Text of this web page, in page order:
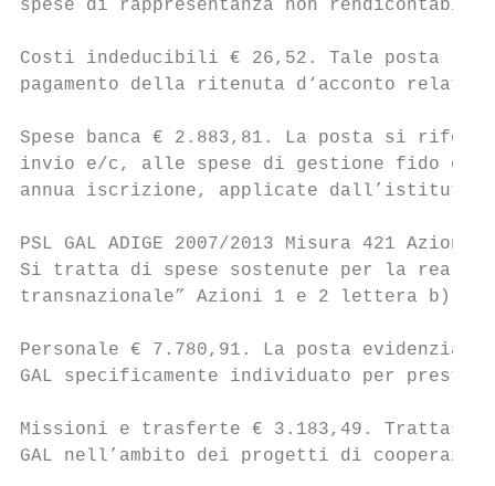
spese di rappresentanza non
Costi indeducibili € 26,52. Tale posta
pagamento della ritenuta d‘acconto
Spese banca € 2.883,81. La posta si
invio e/c, alle spese di gestione fido e
annua iscrizione, applicate dall’istituto
PSL GAL ADIGE 2007/2013 Misura 421
Si tratta di spese sostenute per la
transnazionale” Azioni 1 e 2 lettera b)
Personale € 7.780,91. La posta
GAL specificamente individuato per
Missioni e trasferte € 3.183,49. Trattasi
GAL nell’ambito dei progetti di cooperazione